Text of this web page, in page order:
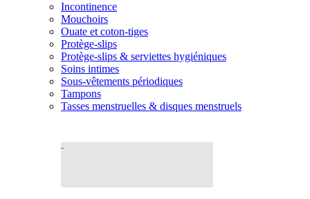
Incontinence
Mouchoirs
Ouate et coton-tiges
Protège-slips
Protège-slips & serviettes hygiéniques
Soins intimes
Sous-vêtements périodiques
Tampons
Tasses menstruelles & disques menstruels